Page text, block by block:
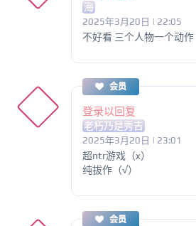
海
2025年3月20日 | 22:05
不好看 三个人物一个动作
会员
登录以回复
老朽乃是秀吉
2025年3月20日 | 23:01
超ntr游戏（x）
纯拔作（√）
会员